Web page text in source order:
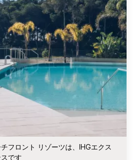
フロント リゾーツは、IHGエクス
です